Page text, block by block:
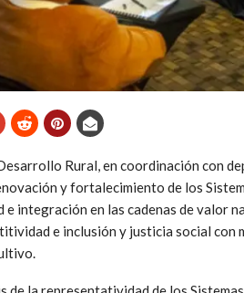
Rural, en coordinación con
y fortalecimiento de los
integración en las cadenas de valor
e inclusión y justicia social con